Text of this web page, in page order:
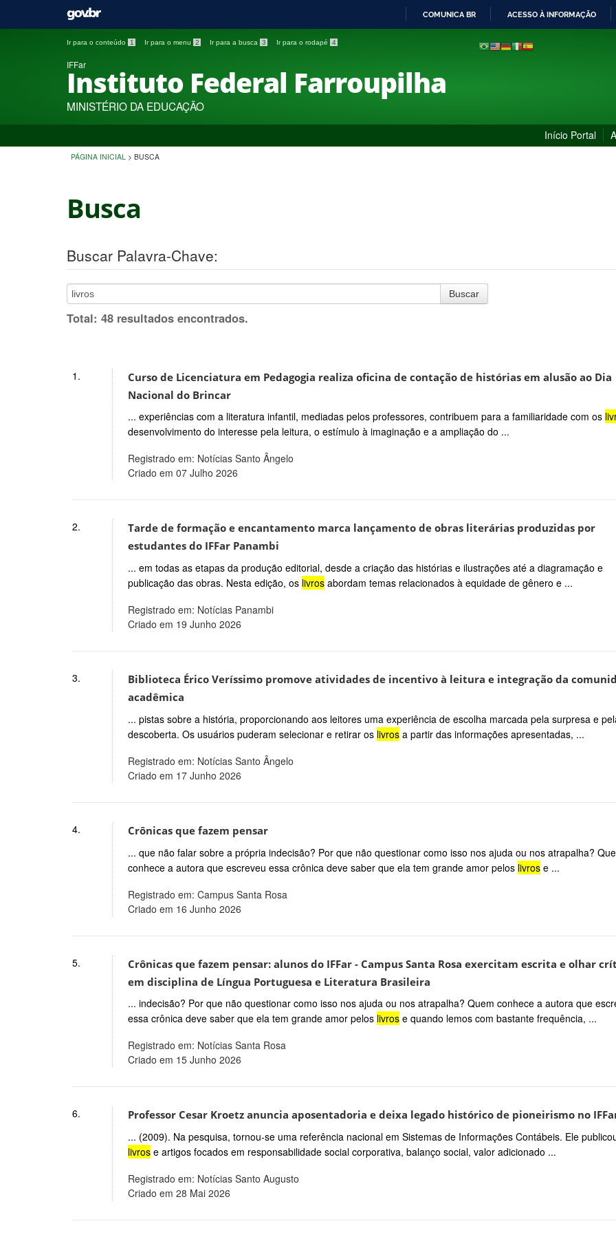
PARA
COMUNICA BR ACESSO À INFORMAÇÃO
Ir para o conteúdo 1 Ir para o menu 2 Ir para a busca 3 Ir para o rodapé 4
IFFar
Instituto Federal Farroupilha
MINISTÉRIO DA EDUCAÇÃO
Início Portal
PÁGINA INICIAL > BUSCA
Busca
Buscar Palavra-Chave:
Buscar
Total: 48 resultados encontrados.
Curso de Licenciatura em Pedagogia realiza oficina de contação de histórias em alusão ao Dia
Nacional do Brincar
... experiências com a literatura infantil, mediadas pelos professores, contribuem para a familiaridade com os
desenvolvimento do interesse pela leitura, o estímulo à imaginação e a ampliação do ...
Registrado em: Notícias Santo Ângelo
Criado em 07 Julho 2026
1.
Tarde de formação e encantamento marca lançamento de obras literárias produzidas por
estudantes do IFFar Panambi
... em todas as etapas da produção editorial, desde a criação das histórias e ilustrações até a diagramação e
publicação das obras. Nesta edição, os livrosabordam temas relacionados à equidade de gênero e ...
Registrado em: Notícias Panambi
Criado em 19 Junho 2026
2.
Biblioteca Érico Veríssimo promove atividades de incentivo à leitura e integração da
acadêmica
... pistas sobre a história, proporcionando aos leitores uma experiência de escolha marcada pela surpresa e
descoberta. Os usuários puderam selecionar e retirar os livrosa partir das informações apresentadas, ...
Registrado em: Notícias Santo Ângelo
Criado em 17 Junho 2026
3.
Crônicas que fazem pensar
... que não falar sobre a própria indecisão? Por que não questionar como isso nos ajuda ou nos atrapalha?
conhece a autora que escreveu essa crônica deve saber que ela tem grande amor pelos livrose ...
Registrado em: Campus Santa Rosa
Criado em 16 Junho 2026
4.
Crônicas que fazem pensar: alunos do IFFar - Campus Santa Rosa exercitam escrita e olhar
em disciplina de Língua Portuguesa e Literatura Brasileira
... indecisão? Por que não questionar como isso nos ajuda ou nos atrapalha? Quem conhece a autora que
essa crônica deve saber que ela tem grande amor pelos livrose quando lemos com bastante frequência, ...
Registrado em: Notícias Santa Rosa
Criado em 15 Junho 2026
5.
Professor Cesar Kroetz anuncia aposentadoria e deixa legado histórico de pioneirismo no
... (2009). Na pesquisa, tornou-se uma referência nacional em Sistemas de Informações Contábeis. Ele
livrose artigos focados em responsabilidade social corporativa, balanço social, valor adicionado ...
Registrado em: Notícias Santo Augusto
Criado em 28 Mai 2026
6.